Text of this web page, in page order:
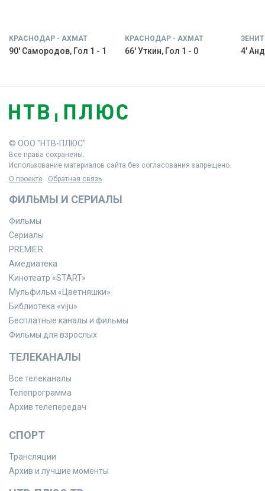
КРАСНОДАР - АХМАТ
90' Самородов, Гол 1 - 1
КРАСНОДАР - АХМАТ
66' Уткин, Гол 1 - 0 4'
© ООО "НТВ-ПЛЮС"
Все права сохранены.
Использование материалов сайта без согласования запрещено.
О проекте
Обратная связь
ФИЛЬМЫ И СЕРИАЛЫ
Фильмы
Сериалы
PREMIER
Амедиатека
Кинотеатр «START»
Мульфильм «Цветняшки»
Библиотека «viju»
Бесплатные каналы и фильмы
Фильмы для взрослых
ТЕЛЕКАНАЛЫ
Все телеканалы
Телепрограмма
Архив телепередач
СПОРТ
Трансляции
Архив и лучшие моменты